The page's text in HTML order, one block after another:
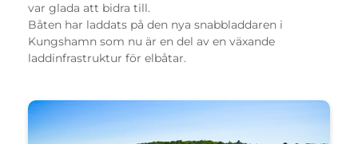
var glada att bidra till.
Båten har laddats på den nya snabbladdaren i
Kungshamn som nu är en del av en växande
laddinfrastruktur för elbåtar.